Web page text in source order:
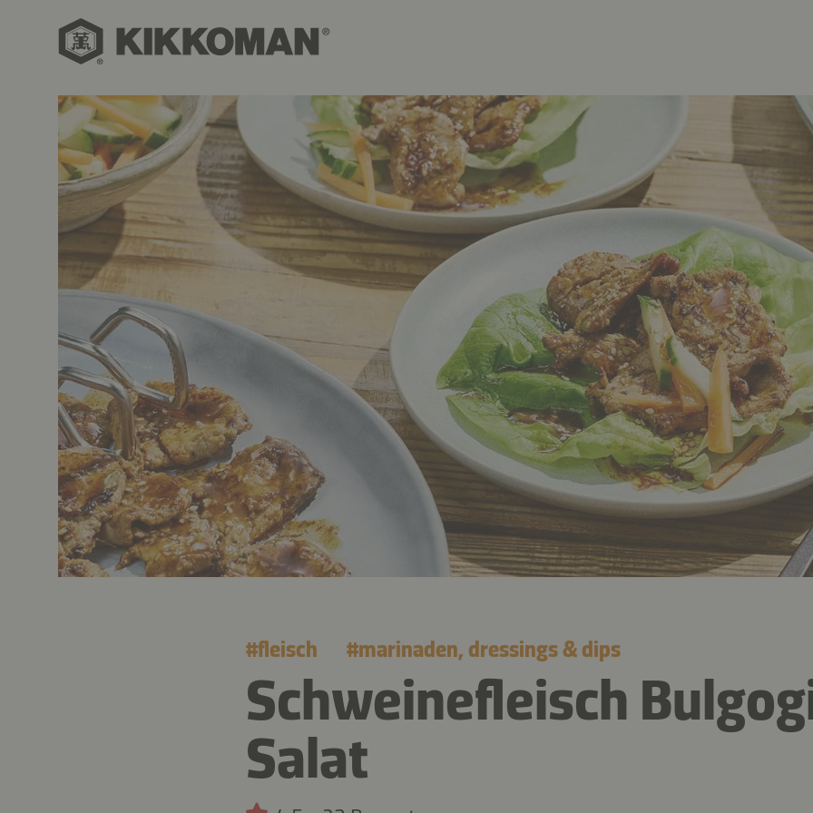
#fleisch #marinaden, dressings & dips
Schweinefleisch
Salat